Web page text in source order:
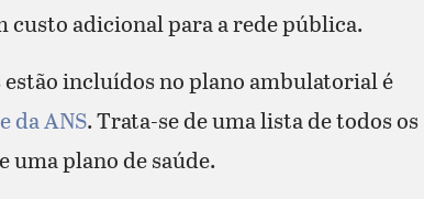
adicional para a rede pública.
incluídos no plano ambulatorial é
da ANS. Trata-se de uma lista de todos os
plano de saúde.